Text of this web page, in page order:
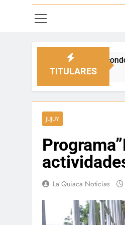
TITULARES
condolencias a la familia
JUJUY
La Quiaca Noticias